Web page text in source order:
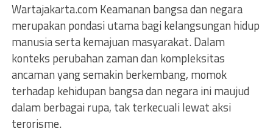
Wartajakarta.com Keamanan bangsa dan negara
merupakan pondasi utama bagi kelangsungan hidup
manusia serta kemajuan masyarakat. Dalam
konteks perubahan zaman dan kompleksitas
ancaman yang semakin berkembang, momok
terhadap kehidupan bangsa dan negara ini maujud
dalam berbagai rupa, tak terkecuali lewat aksi
terorisme.